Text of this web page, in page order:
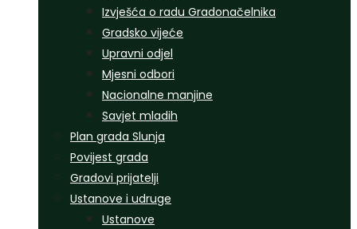
Izvješća o radu Gradonačelnika
Gradsko vijeće
Upravni odjel
Mjesni odbori
Nacionalne manjine
Savjet mladih
Plan grada Slunja
Povijest grada
Gradovi prijatelji
Ustanove i udruge
Ustanove